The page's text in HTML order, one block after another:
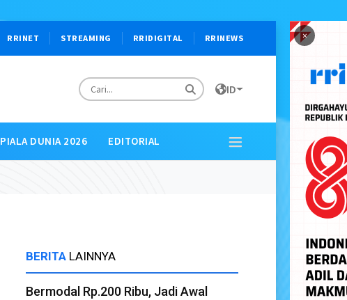
×
RRINET STREAMING RRIDIGITAL RRINEWS
ID
PIALA DUNIA 2026 EDITORIAL
BERITA LAINNYA
Bermodal Rp.200 Ribu, Jadi Awal